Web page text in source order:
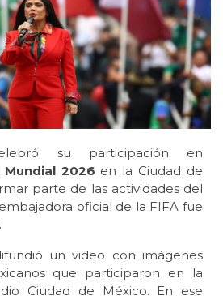
su participación en
Mundial 2026 en la Ciudad de
parte de las actividades del
oficial de la FIFA fue
un video con imágenes
que participaron en la
Ciudad de México. En ese